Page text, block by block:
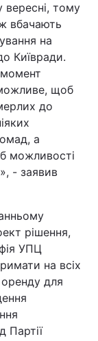
вересні, тому
вбачають
на
Київради.
щоб
до
а
можливості
- заявив
рішення,
УПЦ
на всіх
для
Партії